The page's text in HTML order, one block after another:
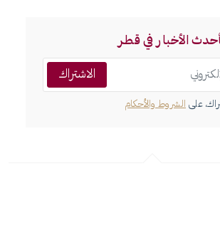
الأخبار في قطر
الاشتراك
على الشروط والأحكام